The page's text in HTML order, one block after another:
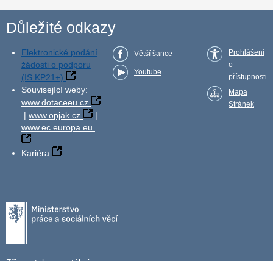
Důležité odkazy
Elektronické podání
žádosti o podporu
(IS KP21+)
Související weby:
www.dotaceeu.cz
| www.opjak.cz
|
www.ec.europa.eu
Kariéra
Větší šance
Youtube
Prohlášení
o
přístupnosti
Mapa
Stránek